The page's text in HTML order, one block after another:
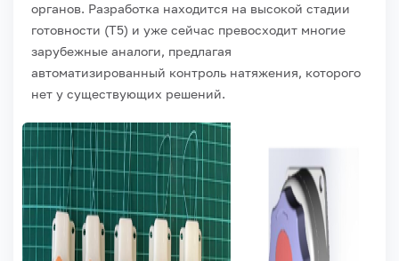
органов. Разработка находится на высокой стадии
готовности (Т5) и уже сейчас превосходит многие
зарубежные аналоги, предлагая
автоматизированный контроль натяжения, которого
нет у существующих решений.